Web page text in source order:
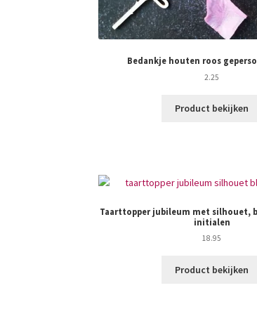
Bedankje houten roos
2.25
Product bekijken
Taarttopper jubileum met silhouet,
initialen
18.95
Product bekijken